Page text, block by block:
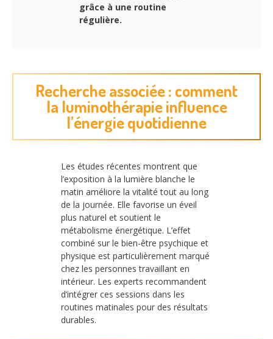
grâce à une routine
régulière.
Recherche associée : comment
la luminothérapie influence
l’énergie quotidienne
Les études récentes montrent que
l’exposition à la lumière blanche le
matin améliore la vitalité tout au long
de la journée. Elle favorise un éveil
plus naturel et soutient le
métabolisme énergétique. L’effet
combiné sur le bien-être psychique et
physique est particulièrement marqué
chez les personnes travaillant en
intérieur. Les experts recommandent
d’intégrer ces sessions dans les
routines matinales pour des résultats
durables.